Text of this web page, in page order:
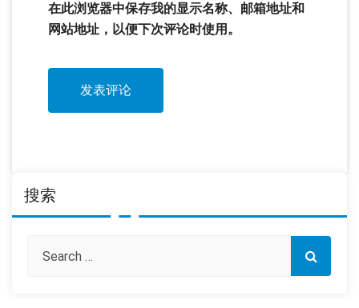
在此浏览器中保存我的显示名称、邮箱地址和
网站地址，以便下次评论时使用。
搜索